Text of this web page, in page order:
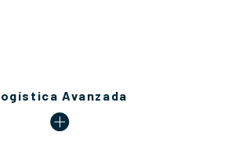
Avanzada